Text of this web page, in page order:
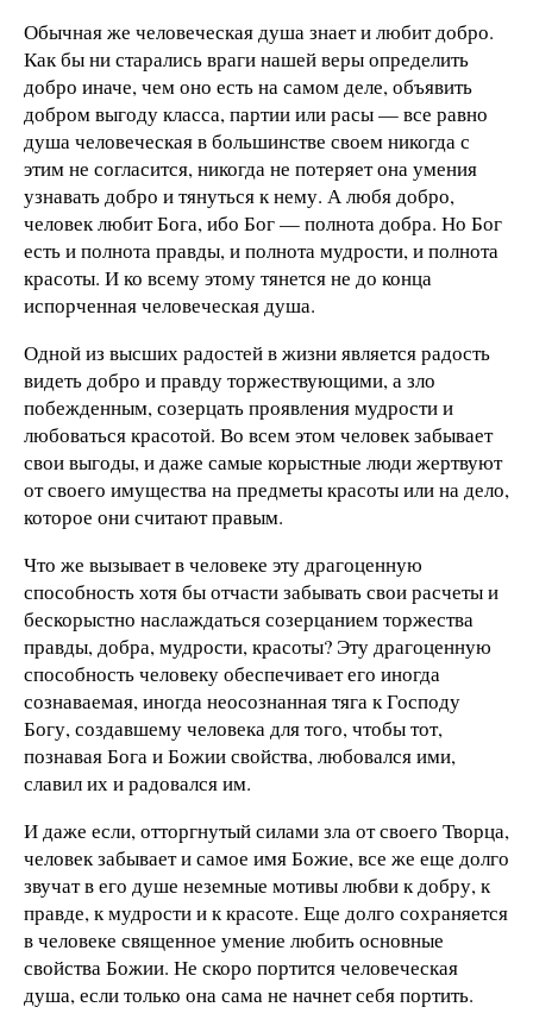
Обычная же человеческая душа знает и любит добро.
Как бы ни старались враги нашей веры определить
добро иначе, чем оно есть на самом деле, объявить
добром выгоду класса, партии или расы — все равно
душа человеческая в большинстве своем никогда с
этим не согласится, никогда не потеряет она умения
узнавать добро и тянуться к нему. А любя добро,
человек любит Бога, ибо Бог — полнота добра. Но Бог
есть и полнота правды, и полнота мудрости, и полнота
красоты. И ко всему этому тянется не до конца
испорченная человеческая душа.
Одной из высших радостей в жизни является радость
видеть добро и правду торжествующими, а зло
побежденным, созерцать проявления мудрости и
любоваться красотой. Во всем этом человек забывает
свои выгоды, и даже самые корыстные люди жертвуют
от своего имущества на предметы красоты или на дело,
которое они считают правым.
Что же вызывает в человеке эту драгоценную
способность хотя бы отчасти забывать свои расчеты и
бескорыстно наслаждаться созерцанием торжества
правды, добра, мудрости, красоты? Эту драгоценную
способность человеку обеспечивает его иногда
сознаваемая, иногда неосознанная тяга к Господу
Богу, создавшему человека для того, чтобы тот,
познавая Бога и Божии свойства, любовался ими,
славил их и радовался им.
И даже если, отторгнутый силами зла от своего Творца,
человек забывает и самое имя Божие, все же еще долго
звучат в его душе неземные мотивы любви к добру, к
правде, к мудрости и к красоте. Еще долго сохраняется
в человеке священное умение любить основные
свойства Божии. Не скоро портится человеческая
душа, если только она сама не начнет себя портить.